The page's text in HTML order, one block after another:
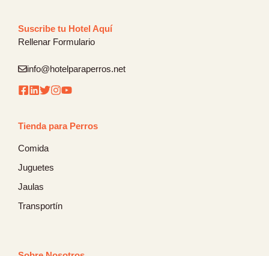
Suscribe tu Hotel Aquí
Rellenar Formulario
info@hotelparaperros.net
Tienda para Perros
Comida
Juguetes
Jaulas
Transportín